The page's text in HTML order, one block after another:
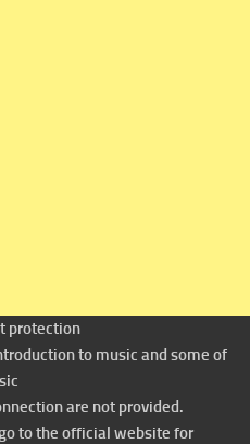
protection
to music and some of
are not provided.
to the official website for